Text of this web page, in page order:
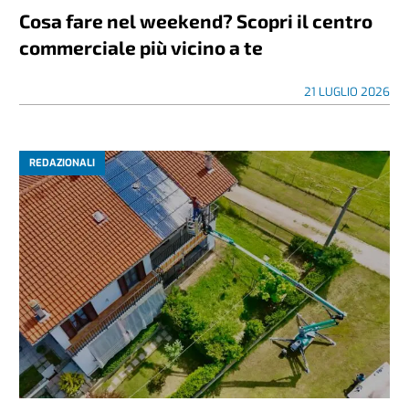
Cosa fare nel weekend? Scopri il centro
commerciale più vicino a te
21 LUGLIO 2026
REDAZIONALI